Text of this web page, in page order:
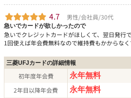
4.7 男性/会社員/30代
急いでカードが欲しかったので
急いでクレジットカードがほしくて、翌日発行
1回使えば年会費無料なので維持費もかからなく
三菱UFJカードの詳細情報
初年度年会費
永年無料
2年目以降年会費
永年無料